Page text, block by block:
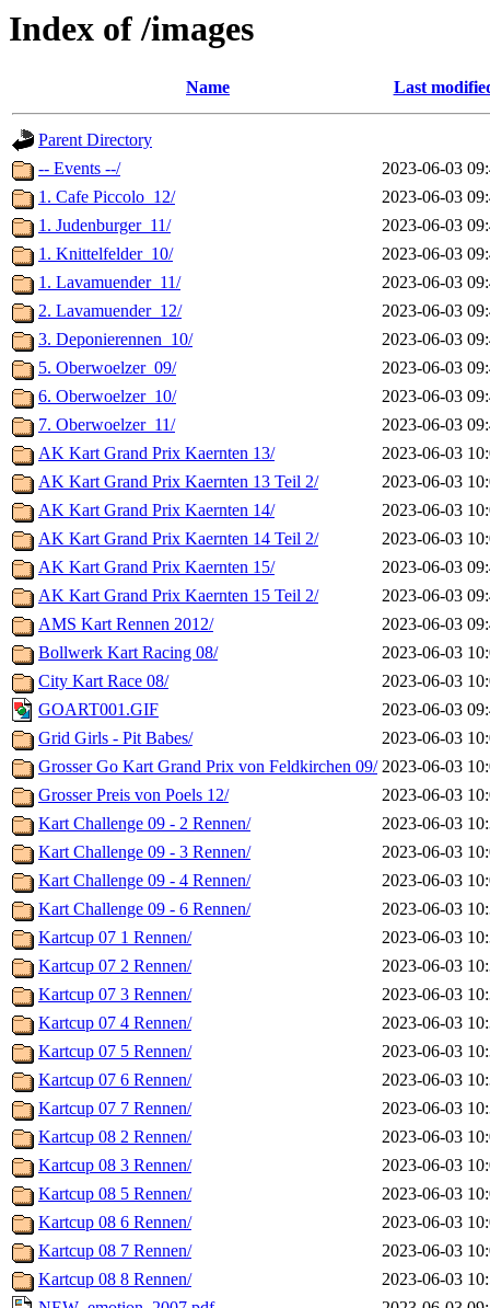
Index of /images
Name Last
Parent Directory
-- Events --/
2023-06-03
1. Cafe Piccolo_12/
2023-06-03
1. Judenburger_11/
2023-06-03
1. Knittelfelder_10/
2023-06-03
1. Lavamuender_11/
2023-06-03
2. Lavamuender_12/
2023-06-03
3. Deponierennen_10/
2023-06-03
5. Oberwoelzer_09/
2023-06-03
6. Oberwoelzer_10/
2023-06-03
7. Oberwoelzer_11/
2023-06-03
AK Kart Grand Prix Kaernten 13/
2023-06-03
AK Kart Grand Prix Kaernten 13 Teil 2/
2023-06-03
AK Kart Grand Prix Kaernten 14/
2023-06-03
AK Kart Grand Prix Kaernten 14 Teil 2/
2023-06-03
AK Kart Grand Prix Kaernten 15/
2023-06-03
AK Kart Grand Prix Kaernten 15 Teil 2/
2023-06-03
AMS Kart Rennen 2012/
2023-06-03
Bollwerk Kart Racing 08/
2023-06-03
City Kart Race 08/
2023-06-03
GOART001.GIF
2023-06-03
Grid Girls - Pit Babes/
2023-06-03
Grosser Go Kart Grand Prix von Feldkirchen 09/ 2023-06-03
Grosser Preis von Poels 12/
2023-06-03
Kart Challenge 09 - 2 Rennen/
2023-06-03
Kart Challenge 09 - 3 Rennen/
2023-06-03
Kart Challenge 09 - 4 Rennen/
2023-06-03
Kart Challenge 09 - 6 Rennen/
2023-06-03
Kartcup 07 1 Rennen/
2023-06-03
Kartcup 07 2 Rennen/
2023-06-03
Kartcup 07 3 Rennen/
2023-06-03
Kartcup 07 4 Rennen/
2023-06-03
Kartcup 07 5 Rennen/
2023-06-03
Kartcup 07 6 Rennen/
2023-06-03
Kartcup 07 7 Rennen/
2023-06-03
Kartcup 08 2 Rennen/
2023-06-03
Kartcup 08 3 Rennen/
2023-06-03
Kartcup 08 5 Rennen/
2023-06-03
Kartcup 08 6 Rennen/
2023-06-03
Kartcup 08 7 Rennen/
2023-06-03
Kartcup 08 8 Rennen/
2023-06-03